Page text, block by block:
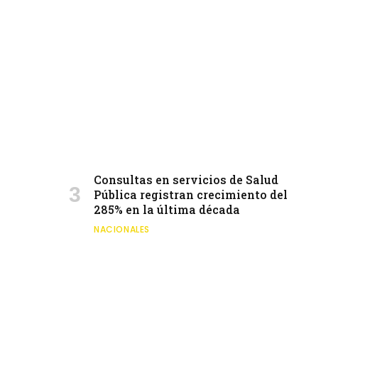
Consultas en servicios de Salud
Pública registran crecimiento del
285% en la última década
NACIONALES